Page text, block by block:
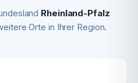
Rheinland-Pfalz
Orte in Ihrer Region.